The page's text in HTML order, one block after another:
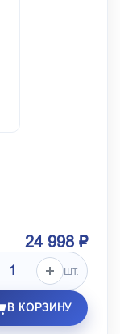
24 998 ₽
шт.
В КОРЗИНУ